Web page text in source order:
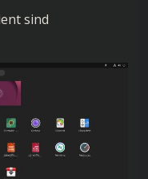
sind